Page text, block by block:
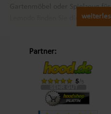
Gartenmöbel oder Spielzeug
Lemodo finden Sie die
Mit dem Leitsatz „Schöner
unser Ziel, das
angenehm wie möglich zu
EigenmarkenLemodo
Partner: